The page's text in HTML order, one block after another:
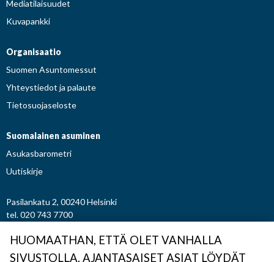
Mediatilaisuudet
Kuvapankki
Organisaatio
Suomen Asuntomessut
Yhteystiedot ja palaute
Tietosuojaseloste
Suomalainen asuminen
Asukasbarometri
Uutiskirje
Pasilankatu 2, 00240 Helsinki
tel. 020 743 7700
© Osuuskunta Suomen Asuntomessut
HUOMAATHAN, ETTÄ OLET VANHALLA
SIVUSTOLLA. AJANTASAISET ASIAT LÖYDÄT